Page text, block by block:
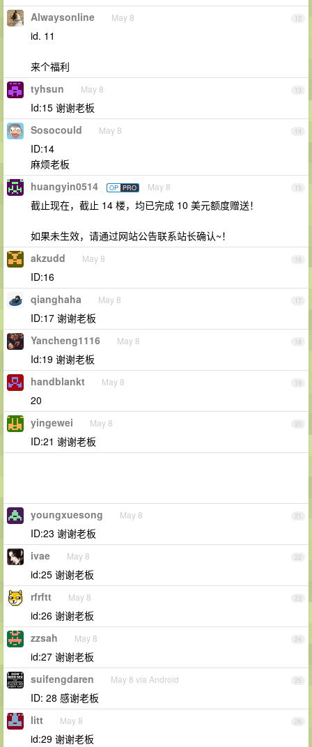
12
Alwaysonline May 8
id. 11
来个福利
13
tyhsun May 8
Id:15 谢谢老板
14
Sosocould May 8
ID:14
麻烦老板
15
huangyin0514 OP PRO May 8
截止现在，截止 14 楼，均已完成 10 美元额度赠送！
如果未生效，请通过网站公告联系站长确认~！
16
akzudd May 8
ID:16
17
qianghaha May 8
ID:17 谢谢老板
18
Yancheng1116 May 8
Id:19 谢谢老板
19
handblankt May 8
20
20
yingewei May 8
ID:21 谢谢老板
21
youngxuesong May 8
ID:23 谢谢老板
22
ivae May 8
id:25 谢谢老板
23
rfrftt May 8
id:26 谢谢老板
24
zzsah May 8
id:27 谢谢老板
25
suifengdaren May 8 via Android
ID: 28 感谢老板
26
litt May 8
id:29 谢谢老板